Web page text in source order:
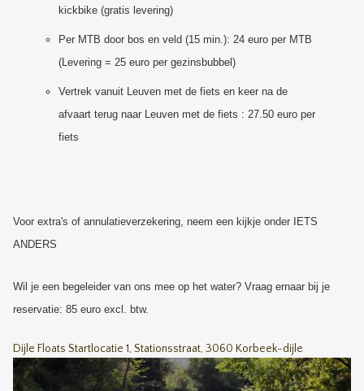
kickbike (gratis levering)
Per MTB door bos en veld (15 min.): 24 euro per MTB
(Levering = 25 euro per gezinsbubbel)
Vertrek vanuit Leuven met de fiets en keer na de
afvaart terug naar Leuven met de fiets : 27.50 euro per
fiets
Voor extra's of annulatieverzekering, neem een kijkje onder IETS
ANDERS
Wil je een begeleider van ons mee op het water? Vraag ernaar bij je
reservatie: 85 euro excl. btw.
Dijle Floats Startlocatie 1, Stationsstraat, 3060 Korbeek-dijle